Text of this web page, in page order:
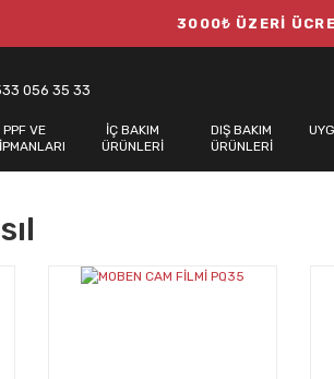
3000₺ ÜZERİ
056 35 33
PPF VE
İÇ BAKIM
ÜRÜNLERİ
DIŞ BAKIM
ÜRÜNLERİ